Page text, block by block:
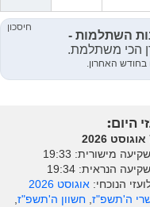
היום:
הנוכחי:אוגוסט 2026
ה'תשפ"ז, חשוון ה'תשפ"ז,